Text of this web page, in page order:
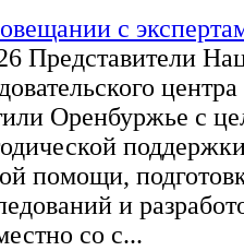
с
Представители
Оренбуржье с
помощи,
и
со с...